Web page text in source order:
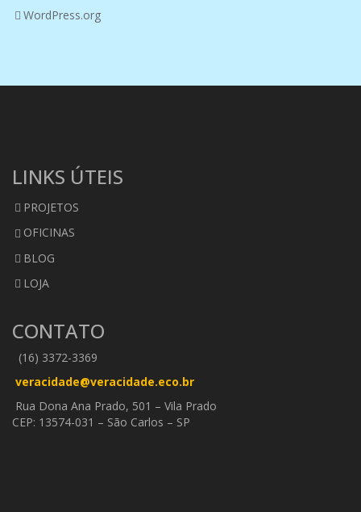
WordPress.org
LINKS ÚTEIS
PROJETOS
OFICINAS
BLOG
LOJA
CONTATO
(16) 3372-3369
veracidade@veracidade.eco.br
Rua Dona Ana Prado, 501 – Vila Prado
CEP: 13574-031 – São Carlos – SP